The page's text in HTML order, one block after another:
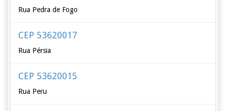
Rua Pedra de Fogo
CEP 53620017
Rua Pérsia
CEP 53620015
Rua Peru